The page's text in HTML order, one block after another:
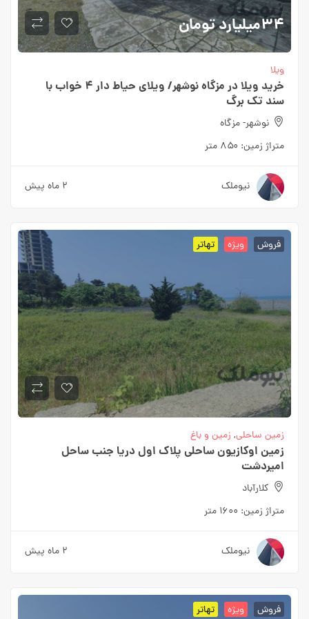
۳۴میلیارد تومان
ویلا
خرید ویلا در مزگاه نوشهر/ ویلای حیاط دار ۴ خواب با
سند تک برگ
نوشهر- مزگاه
متراژ زمین: ۸۵۰ متر
نیوملک ۲ ماه پیش
فروش ویژه تهاتر
زمین ساحلی, زمین و باغ
زمین اوکازیون ساحلی پلاک اول دریا جنب ساحل
امیردشت
کلارآباد
متراژ زمین: ۱۶۰۰ متر
نیوملک ۲ ماه پیش
فروش ویژه تهاتر